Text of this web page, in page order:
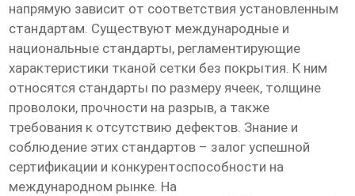
напрямую зависит от соответствия установленным
стандартам. Существуют международные и
национальные стандарты, регламентирующие
характеристики тканой сетки без покрытия. К ним
относятся стандарты по размеру ячеек, толщине
проволоки, прочности на разрыв, а также
требования к отсутствию дефектов. Знание и
соблюдение этих стандартов – залог успешной
сертификации и конкурентоспособности на
международном рынке. На